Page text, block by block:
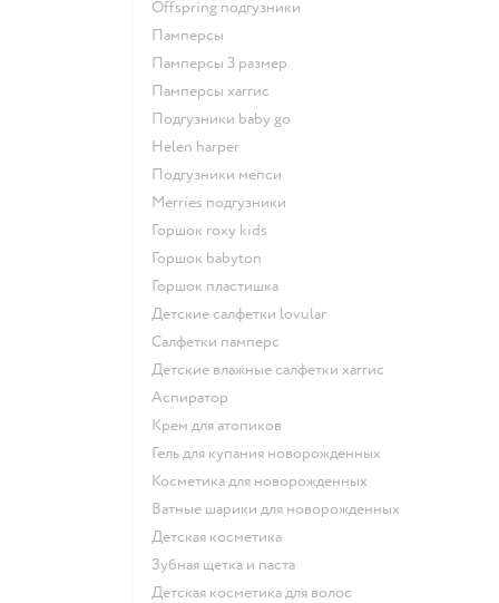
offspring подгузники
памперсы
памперсы 3 размер
памперсы хаггис
подгузники baby go
helen harper
подгузники мепси
merries подгузники
горшок roxy kids
горшок babyton
горшок пластишка
детские салфетки lovular
салфетки памперс
детские влажные салфетки хаггис
аспиратор
крем для атопиков
гель для купания новорожденных
косметика для новорожденных
ватные шарики для новорожденных
детская косметика
зубная щетка и паста
детская косметика для волос